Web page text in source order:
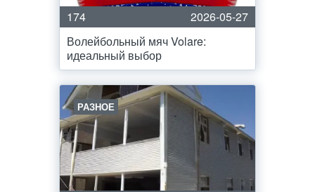
174
2026-05-27
Волейбольный мяч Volare:
идеальный выбор
РАЗНОЕ